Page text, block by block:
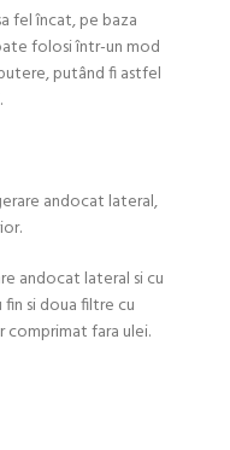
fel încat, pe baza
folosi într-un mod
putând fi astfel
andocat lateral,
andocat lateral si cu
si doua filtre cu
fara ulei.